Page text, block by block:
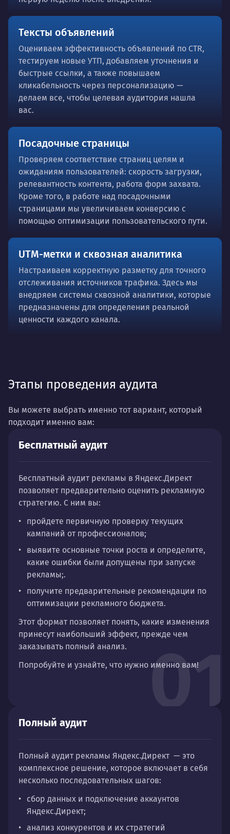
Тексты объявлений
Оцениваем эффективность объявлений по CTR,
тестируем новые УТП, добавляем уточнения и
быстрые ссылки, а также повышаем
кликабельность через персонализацию —
делаем все, чтобы целевая аудитория нашла
вас.
Посадочные страницы
Проверяем соответствие страниц целям и
ожиданиям пользователей: скорость загрузки,
релевантность контента, работа форм захвата.
Кроме того, в работе над посадочными
страницами мы увеличиваем конверсию с
помощью оптимизации пользовательского пути.
UTM-метки и сквозная аналитика
Настраиваем корректную разметку для точного
отслеживания источников трафика. Здесь мы
внедряем системы сквозной аналитики, которые
предназначены для определения реальной
ценности каждого канала.
Этапы проведения аудита
Вы можете выбрать именно тот вариант, который
подходит именно вам:
01
Бесплатный аудит
Бесплатный аудит рекламы в Яндекс.Директ
позволяет предварительно оценить рекламную
стратегию. С ним вы:
пройдете первичную проверку текущих
кампаний от профессионалов;
выявите основные точки роста и определите,
какие ошибки были допущены при запуске
рекламы;.
получите предварительные рекомендации по
оптимизации рекламного бюджета.
Этот формат позволяет понять, какие изменения
принесут наибольший эффект, прежде чем
заказывать полный анализ.
Попробуйте и узнайте, что нужно именно вам!
Полный аудит
Полный аудит рекламы Яндекс.Директ — это
комплексное решение, которое включает в себя
несколько последовательных шагов:
сбор данных и подключение аккаунтов
Яндекс.Директ;
анализ конкурентов и их стратегий